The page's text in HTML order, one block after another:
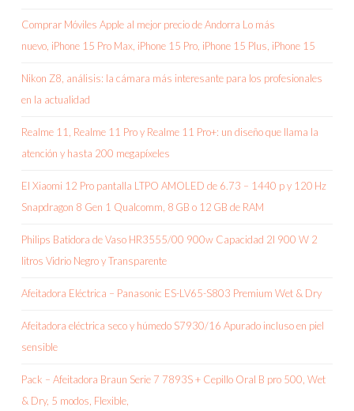
Comprar Móviles Apple al mejor precio de Andorra Lo más
nuevo, iPhone 15 Pro Max, iPhone 15 Pro, iPhone 15 Plus, iPhone 15
Nikon Z8, análisis: la cámara más interesante para los profesionales
en la actualidad
Realme 11, Realme 11 Pro y Realme 11 Pro+: un diseño que llama la
atención y hasta 200 megapíxeles
El Xiaomi 12 Pro pantalla LTPO AMOLED de 6.73 – 1440 p y 120 Hz
Snapdragon 8 Gen 1 Qualcomm, 8 GB o 12 GB de RAM
Philips Batidora de Vaso HR3555/00 900w Capacidad 2l 900 W 2
litros Vidrio Negro y Transparente
Afeitadora Eléctrica – Panasonic ES-LV65-S803 Premium Wet & Dry
Afeitadora eléctrica seco y húmedo S7930/16 Apurado incluso en piel
sensible
Pack – Afeitadora Braun Serie 7 7893S + Cepillo Oral B pro 500, Wet
& Dry, 5 modos, Flexible,